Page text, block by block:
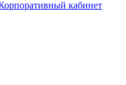
кабинет